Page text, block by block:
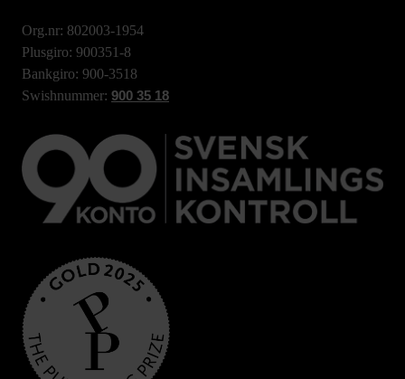
Org.nr: 802003-1954
Plusgiro: 900351-8
Bankgiro: 900-3518
Swishnummer: 900 35 18